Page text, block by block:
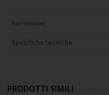
Recensioni
Specifiche tecniche
PRODOTTI SIMILI